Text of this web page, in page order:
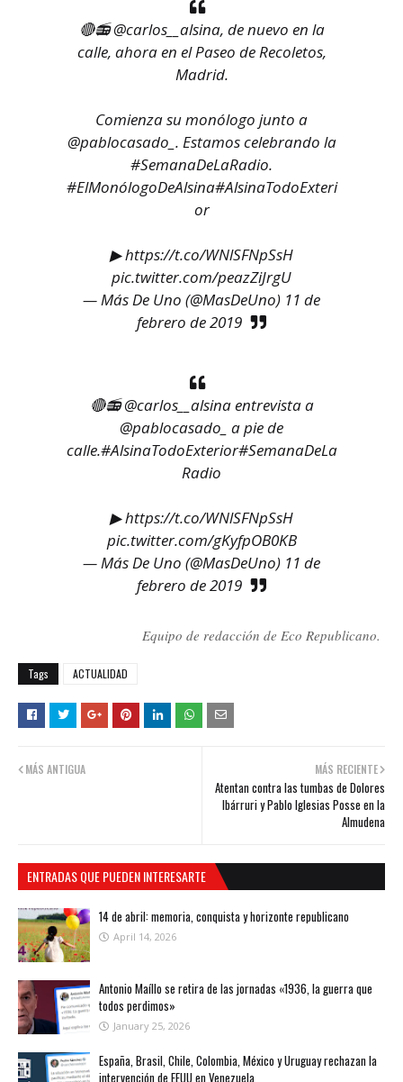
🔴📻@carlos__alsina, de nuevo en la
calle, ahora en el Paseo de Recoletos,
Madrid.
Comienza su monólogo junto a
@pablocasado_ . Estamos celebrando la
#SemanaDeLaRadio.
#ElMonólogoDeAlsina#AlsinaTodoExteri
or
▶https://t.co/WNlSFNpSsH
pic.twitter.com/peazZiJrgU
— Más De Uno (@MasDeUno) 11 de
febrero de 2019
🔴📻@carlos__alsinaentrevista a
@pablocasado_ a pie de
calle.#AlsinaTodoExterior#SemanaDeLa
Radio
▶https://t.co/WNlSFNpSsH
pic.twitter.com/gKyfpOB0KB
— Más De Uno (@MasDeUno) 11 de
febrero de 2019
Equipo de redacción de Eco Republicano.
Tags ACTUALIDAD
MÁS RECIENTE
Atentan contra las tumbas de Dolores
Ibárruri y Pablo Iglesias Posse en la
Almudena
MÁS ANTIGUA
ENTRADAS QUE PUEDEN INTERESARTE
14 de abril: memoria, conquista y horizonte republicano
April 14, 2026
Antonio Maíllo se retira de las jornadas «1936, la guerra que
todos perdimos»
January 25, 2026
España, Brasil, Chile, Colombia, México y Uruguay rechazan la
intervención de EEUU en Venezuela